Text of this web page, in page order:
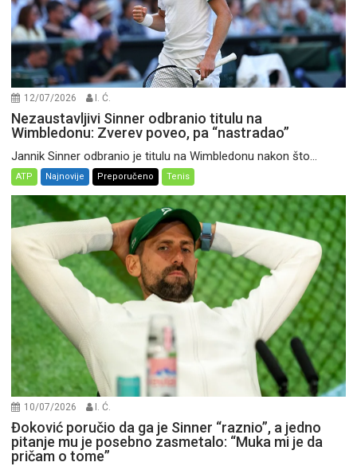
12/07/2026 I. Ć.
Nezaustavljivi Sinner odbranio titulu na
Wimbledonu: Zverev poveo, pa “nastradao”
Jannik Sinner odbranio je titulu na Wimbledonu nakon što...
ATP Najnovije Preporučeno Tenis
10/07/2026 I. Ć.
Đoković poručio da ga je Sinner “raznio”, a jedno
pitanje mu je posebno zasmetalo: “Muka mi je da
pričam o tome”